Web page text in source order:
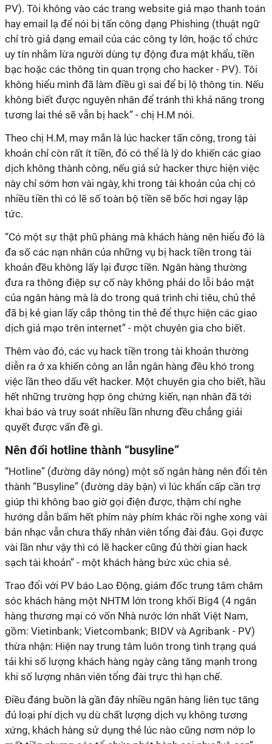
PV). Tôi không vào các trang website giả mạo thanh toán
hay email lạ để nói bị tấn công dạng Phishing (thuật ngữ
chỉ trò giả dạng email của các công ty lớn, hoặc tổ chức
uy tín nhằm lừa người dùng tự động đưa mật khẩu, tiền
bạc hoặc các thông tin quan trọng cho hacker - PV). Tôi
không hiểu mình đã làm điều gì sai để bị lộ thông tin. Nếu
không biết được nguyên nhân để tránh thì khả năng trong
tương lai thẻ sẽ vẫn bị hack” - chị H.M nói.
Theo chị H.M, may mắn là lúc hacker tấn công, trong tài
khoản chỉ còn rất ít tiền, đó có thể là lý do khiến các giao
dịch không thành công, nếu giả sử hacker thực hiện việc
này chỉ sớm hơn vài ngày, khi trong tài khoản của chị có
nhiều tiền thì có lẽ số toàn bộ tiền sẽ bốc hơi ngay lập
tức.
“Có một sự thật phũ phàng mà khách hàng nên hiểu đó là
đa số các nạn nhân của những vụ bị hack tiền trong tài
khoản đều không lấy lại được tiền. Ngân hàng thường
đưa ra thông điệp sự cố này không phải do lỗi bảo mật
của ngân hàng mà là do trong quá trình chi tiêu, chủ thẻ
đã bị kẻ gian lấy cắp thông tin thẻ để thực hiện các giao
dịch giả mạo trên internet” - một chuyên gia cho biết.
Thêm vào đó, các vụ hack tiền trong tài khoản thường
diễn ra ở xa khiến công an lẫn ngân hàng đều khó trong
việc lần theo dấu vết hacker. Một chuyên gia cho biết, hầu
hết những trường hợp ông chứng kiến, nạn nhân đã tới
khai báo và truy soát nhiều lần nhưng đều chẳng giải
quyết được vấn đề gì.
Nên đổi hotline thành “busyline”
“Hotline” (đường dây nóng) một số ngân hàng nên đổi tên
thành “Busyline” (đường dây bận) vì lúc khẩn cấp cần trợ
giúp thì không bao giờ gọi điện được, thậm chí nghe
hướng dẫn bấm hết phím này phím khác rồi nghe xong vài
bản nhạc vẫn chưa thấy nhân viên tổng đài đâu. Gọi được
vài lần như vậy thì có lẽ hacker cũng đủ thời gian hack
sạch tài khoản” - một khách hàng bức xúc chia sẻ.
Trao đổi với PV báo Lao Động, giám đốc trung tâm chăm
sóc khách hàng một NHTM lớn trong khối Big4 (4 ngân
hàng thương mại có vốn Nhà nước lớn nhất Việt Nam,
gồm: Vietinbank; Vietcombank; BIDV và Agribank - PV)
thừa nhận: Hiện nay trung tâm luôn trong tình trạng quá
tải khi số lượng khách hàng ngày càng tăng mạnh trong
khi số lượng nhân viên tổng đài trực thì hạn chế.
Điều đáng buồn là gần đây nhiều ngân hàng liên tục tăng
đủ loại phí dịch vụ dù chất lượng dịch vụ không tương
xứng, khách hàng sử dụng thẻ lúc nào cũng nơm nớp lo